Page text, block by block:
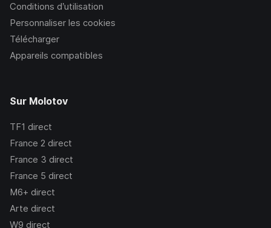
Conditions d’utilisation
Personnaliser les cookies
Télécharger
Appareils compatibles
Sur Molotov
TF1 direct
France 2 direct
France 3 direct
France 5 direct
M6+ direct
Arte direct
W9 direct